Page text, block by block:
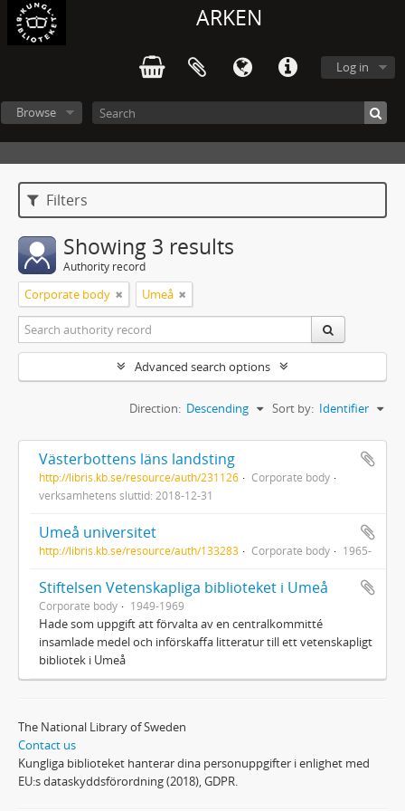
ARKEN
Log in
Browse
Filters
Showing 3 results
Authority record
Corporate body Umeå
Advanced search options
Sort by: Identifier
Direction: Descending
Västerbottens läns landsting
http://libris.kb.se/resource/auth/231126
Corporate body
verksamhetens sluttid: 2018-12-31
Umeå universitet
http://libris.kb.se/resource/auth/133283 Corporate body 1965-
Stiftelsen Vetenskapliga biblioteket i Umeå
Corporate body 1949-1969
Hade som uppgift att förvalta av en centralkommitté
insamlade medel och införskaffa litteratur till ett vetenskapligt
bibliotek i Umeå
The National Library of Sweden
Contact us
Kungliga biblioteket hanterar dina personuppgifter i enlighet med
EU:s dataskyddsförordning (2018), GDPR.